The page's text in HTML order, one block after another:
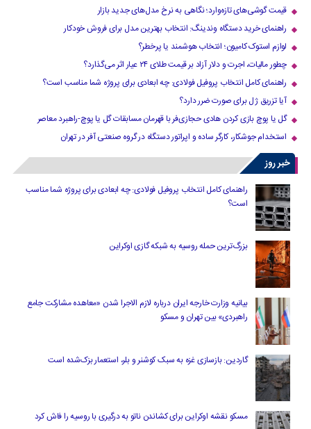
قیمت گوشی‌های تازه‌وارد؛ نگاهی به نرخ مدل‌های جدید بازار
راهنمای خرید دستگاه وندینگ: انتخاب بهترین مدل برای فروش خودکار
لوازم استوک کامیون؛ انتخاب هوشمند یا پرخطر؟
چطور مالیات، اجرت و دلار آزاد بر قیمت طلای ۲۴ عیار اثر می‌گذارد؟
راهنمای کامل انتخاب پروفیل فولادی: چه ابعادی برای پروژه شما مناسب است؟
آیا تزریق ژل برای صورت ضرر دارد​؟
گل یا پوچ بازی کردن هادی حجازی‌فر با قهرمان مسابقات گل یا پوچ-راهبرد معاصر
استخدام جوشکار، کارگر ساده و اپراتور دستگاه در گروه صنعتی آفر در تهران
خبر روز
راهنمای کامل انتخاب پروفیل فولادی: چه ابعادی برای پروژه شما مناسب
است؟
بزرگ‌ترین حمله روسیه به شبکه گازی اوکراین
بیانیه وزارت خارجه ایران درباره لازم‌ الاجرا شدن «معاهده مشارکت جامع
راهبردی» بین تهران و مسکو
گاردین: بازسازی غزه به سبک کوشنر و بلر، استعمار بزک‌شده است
مسکو نقشه اوکراین برای کشاندن ناتو به درگیری با روسیه را فاش کرد